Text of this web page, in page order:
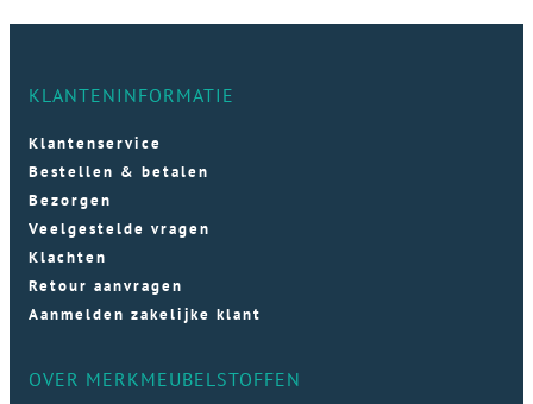
KLANTENINFORMATIE
Klantenservice
Bestellen & betalen
Bezorgen
Veelgestelde vragen
Klachten
Retour aanvragen
Aanmelden zakelijke klant
OVER MERKMEUBELSTOFFEN